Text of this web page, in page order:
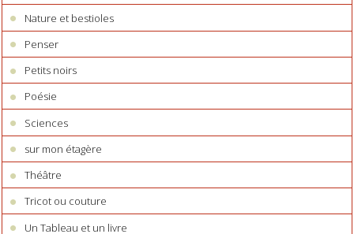
Nature et bestioles
Penser
Petits noirs
Poésie
Sciences
sur mon étagère
Théâtre
Tricot ou couture
Un Tableau et un livre